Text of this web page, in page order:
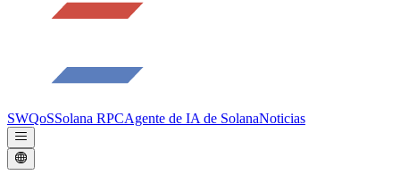
SWQoSSolana RPCAgente de IA de SolanaNoticias